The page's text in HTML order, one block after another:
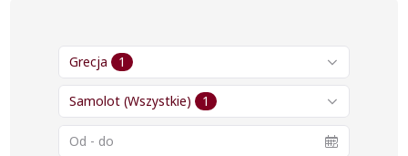
Grecja 1
Samolot(Wszystkie) 1